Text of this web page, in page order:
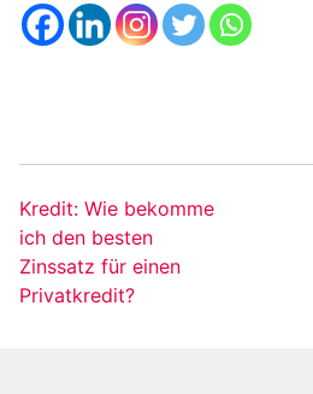
Kredit: Wie bekomme
ich den besten
Zinssatz für einen
Privatkredit?